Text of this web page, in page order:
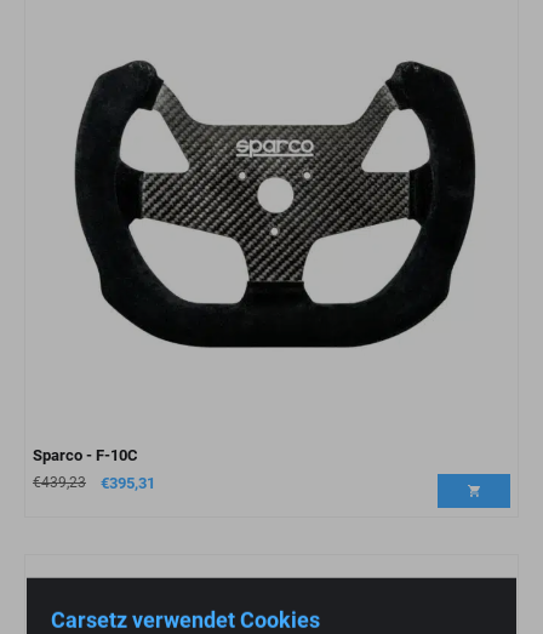
Carsetz verwendet Cookies
Sparco - F-10C
€439,23 €395,31